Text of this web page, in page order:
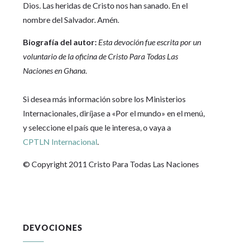
Dios. Las heridas de Cristo nos han sanado. En el
nombre del Salvador. Amén.
Biografía del autor:Esta devoción fue escrita por un
voluntario de la oficina de Cristo Para Todas Las
Naciones en Ghana.
Si desea más información sobre los Ministerios
Internacionales, diríjase a «Por el mundo» en el menú,
y seleccione el país que le interesa, o vaya a
CPTLN Internacional.
© Copyright 2011 Cristo Para Todas Las Naciones
DEVOCIONES